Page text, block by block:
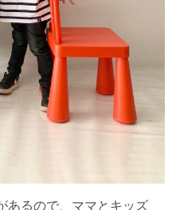
あるので、ママとキッズ